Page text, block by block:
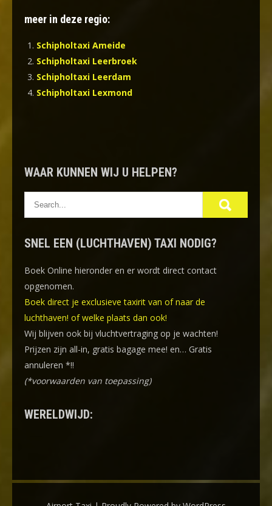
meer in deze regio:
Schipholtaxi Ameide
Schipholtaxi Leerbroek
Schipholtaxi Leerdam
Schipholtaxi Lexmond
WAAR KUNNEN WIJ U HELPEN?
SNEL EEN (LUCHTHAVEN) TAXI NODIG?
Boek Online hieronder en er wordt direct contact
opgenomen.
Boek direct je exclusieve taxirit van of naar de
luchthaven! of welke plaats dan ook!
Wij blijven ook bij vluchtvertraging op je wachten!
Prijzen zijn all-in, gratis bagage mee! en… Gratis
annuleren *!!
(*voorwaarden van toepassing)
WERELDWIJD: